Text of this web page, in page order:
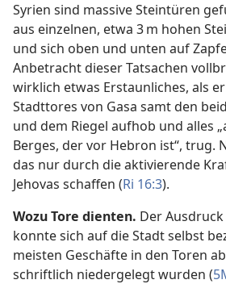
Syrien sind massive Steintüren
aus einzelnen, etwa 3 m hohen
und sich oben und unten auf
Anbetracht dieser Tatsachen
wirklich etwas Erstaunliches, als
Stadttores von Gasa samt den
und dem Riegel aufhob und alles
Berges, der vor Hebron ist“, trug.
das nur durch die aktivierende
Jehovas schaffen (Ri 16:3).
Wozu Tore dienten. Der Ausdruck
konnte sich auf die Stadt selbst
meisten Geschäfte in den Toren
schriftlich niedergelegt wurden (